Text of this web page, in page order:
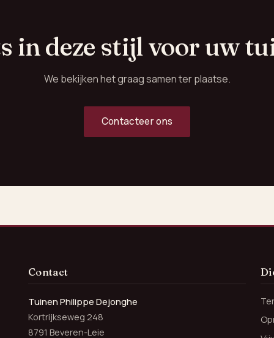
in deze stijl voor uw
We bekijken het graag samen ter plaatse.
Contacteer ons
Contact
Tuinen Philippe Dejonghe
Kortrijkseweg 248
8791 Beveren-Leie